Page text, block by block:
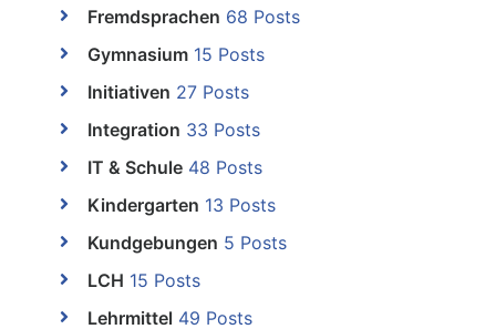
Fremdsprachen 68 Posts
Gymnasium 15 Posts
Initiativen 27 Posts
Integration 33 Posts
IT & Schule 48 Posts
Kindergarten 13 Posts
Kundgebungen 5 Posts
LCH 15 Posts
Lehrmittel 49 Posts